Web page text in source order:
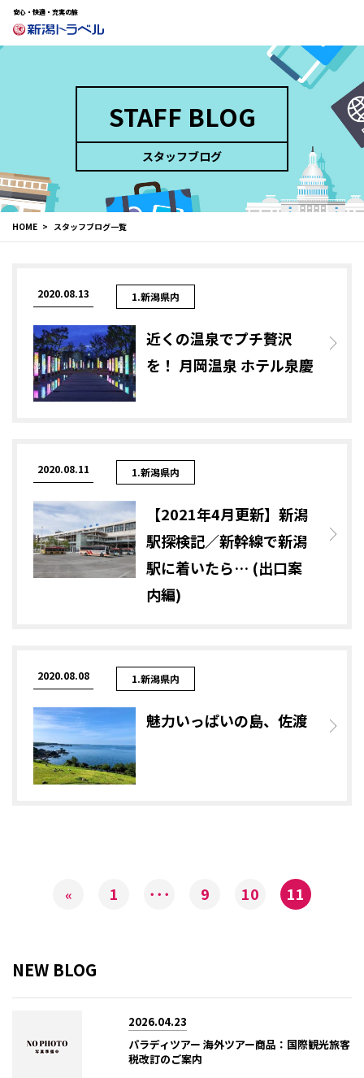
安心・快適・充実の旅
STAFF BLOG
スタッフブログ
HOME スタッフブログ一覧
2020.08.13 1.新潟県内
近くの温泉でプチ贅沢
を！ 月岡温泉 ホテル泉慶
2020.08.11 1.新潟県内
【2021年4月更新】新潟
駅探検記／新幹線で新潟
駅に着いたら… (出口案
内編)
2020.08.08 1.新潟県内
魅力いっぱいの島、佐渡
« 1 ･･･ 9 10 11
NEW BLOG
2026.04.23
パラディツアー 海外ツアー商品：国際観光旅客
税改訂のご案内